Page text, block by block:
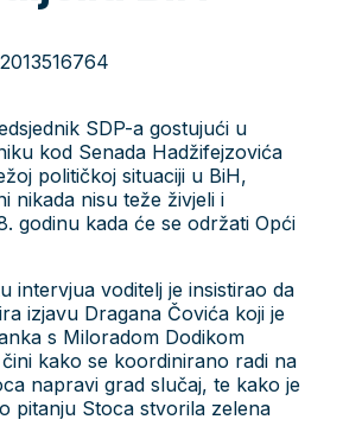
SDP-a gostujući u
kod Senada Hadžifejzovića
političkoj situaciji u BiH,
nikada nisu teže živjeli i
godinu kada će se održati Opći
intervjua voditelj je insistirao da
izjavu Dragana Čovića koji je
s Miloradom Dodikom
kako se koordinirano radi na
napravi grad slučaj, te kako je
pitanju Stoca stvorila zelena